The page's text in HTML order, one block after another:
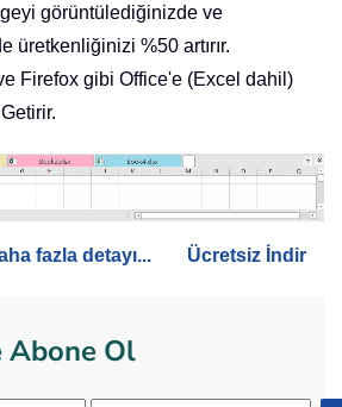
görüntülediğinizde ve
üretkenliğinizi %50 artırır.
Firefox gibi Office'e (Excel dahil)
fazla detayı... Ücretsiz İndir
Abone Ol